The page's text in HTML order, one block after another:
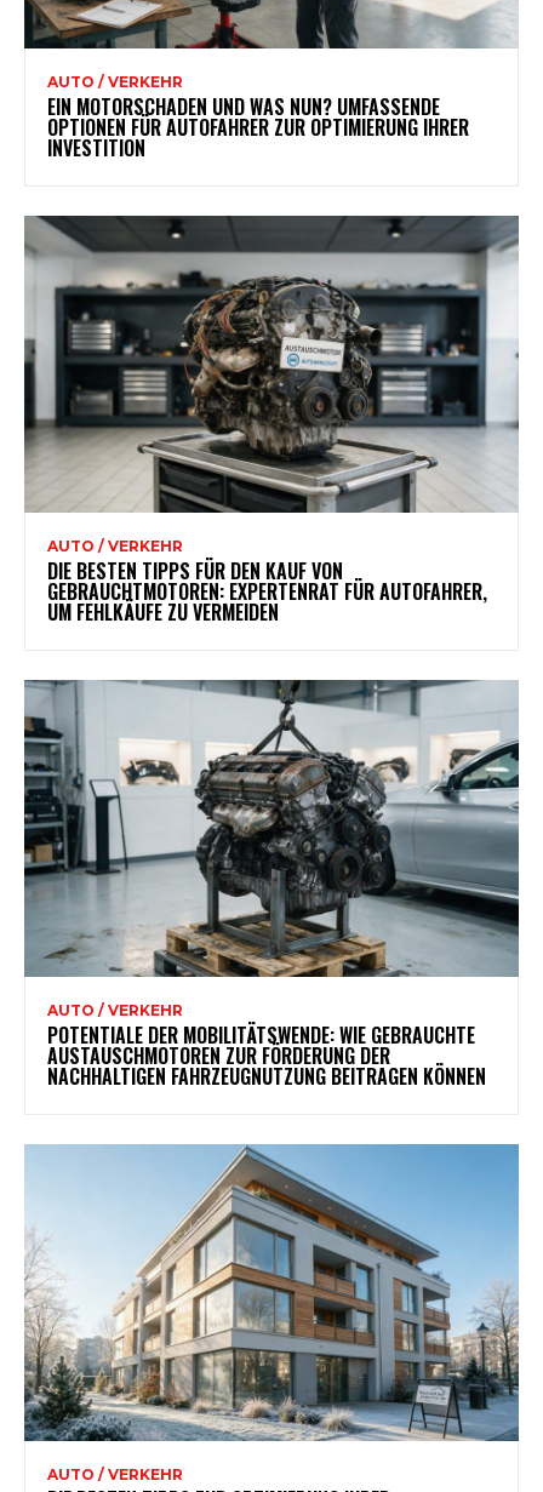
AUTO / VERKEHR
EIN MOTORSCHADEN UND WAS NUN? UMFASSENDE
OPTIONEN FÜR AUTOFAHRER ZUR OPTIMIERUNG IHRER
INVESTITION
AUTO / VERKEHR
DIE BESTEN TIPPS FÜR DEN KAUF VON
GEBRAUCHTMOTOREN: EXPERTENRAT FÜR AUTOFAHRER,
UM FEHLKÄUFE ZU VERMEIDEN
AUTO / VERKEHR
POTENTIALE DER MOBILITÄTSWENDE: WIE GEBRAUCHTE
AUSTAUSCHMOTOREN ZUR FÖRDERUNG DER
NACHHALTIGEN FAHRZEUGNUTZUNG BEITRAGEN KÖNNEN
AUTO / VERKEHR